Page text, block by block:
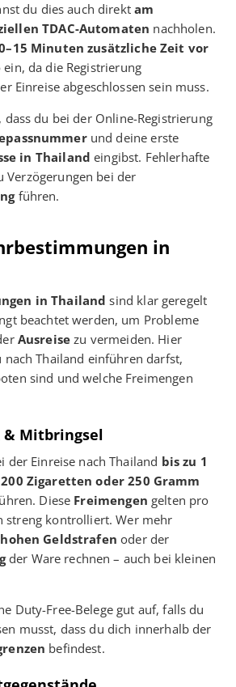
du dies auch direktam
TDAC-Automaten nachholen.
Minuten zusätzliche Zeit vor
ein, da die Registrierung
Einreise abgeschlossen sein muss.
dass du bei der Online-Registrierung
und deine erste
in Thailand eingibst. Fehlerhafte
Verzögerungen bei der
führen.
in
in Thailand sind klar geregelt
beachtet werden, um Probleme
Ausreise zu vermeiden. Hier
Thailand einführen darfst,
sind und welche Freimengen
& Mitbringsel
der Einreise nach Thailand bis zu 1
200 Zigaretten oder 250 Gramm
Diese Freimengen gelten pro
streng kontrolliert. Wer mehr
hohen Geldstrafen oder der
der Ware rechnen – auch bei kleinen
Duty-Free-Belege gut auf, falls du
musst, dass du dich innerhalb der
befindest.